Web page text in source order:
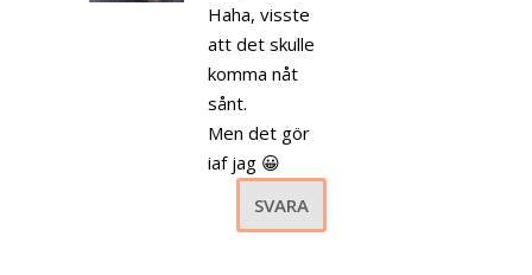
Haha, visste
att det skulle
komma nåt
sånt.
Men det gör
iaf jag 😀
SVARA